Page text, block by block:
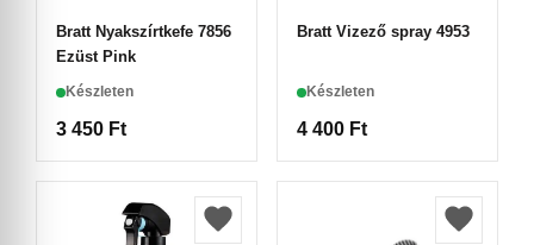
Bratt Nyakszírtkefe 7856
Ezüst Pink
Készleten
3 450 Ft
Bratt Vizező spray 4953
Készleten
4 400 Ft